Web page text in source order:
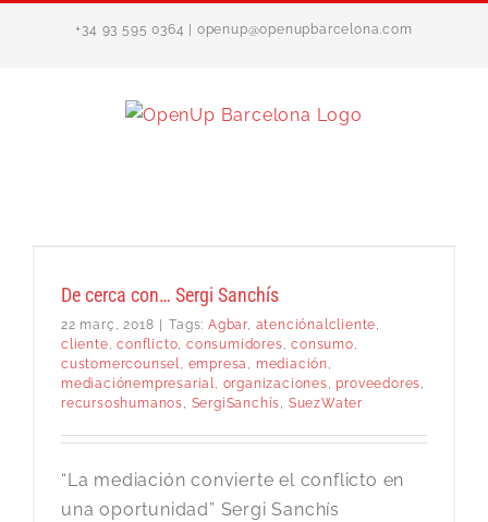
+34 93 595 0364 | openup@openupbarcelona.com
De cerca con… Sergi Sanchís
22 març, 2018 Tags:Agbar, atenciónalcliente,
cliente,conflicto,consumidores,consumo,
customercounsel, empresa , mediación,
mediaciónempresarial, organizaciones, proveedores,
recursoshumanos, SergiSanchís, SuezWater
“La mediación convierte el conflicto en
una oportunidad” Sergi Sanchís